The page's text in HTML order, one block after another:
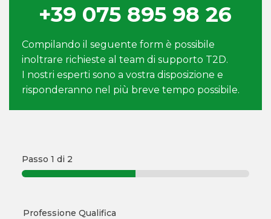
+39 075 895 98 26
Compilando il seguente form è possibile
inoltrare richieste al team di supporto T2D.
I nostri esperti sono a vostra disposizione e
risponderanno nel più breve tempo possibile.
Passo 1 di 2
Professione Qualifica